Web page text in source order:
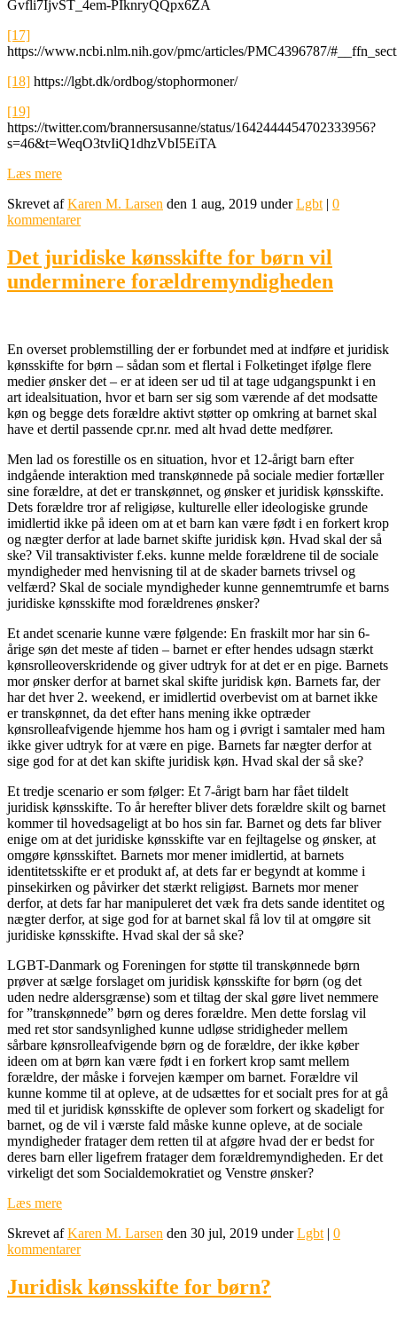
Gvfli7IjvST_4em-PIknryQQpx6ZA
[17]
https://www.ncbi.nlm.nih.gov/pmc/articles/PMC4396787/
[18] https://lgbt.dk/ordbog/stophormoner/
[19]
https://twitter.com/brannersusanne/status/1642444454702333956?
s=46&t=WeqO3tvIiQ1dhzVbI5EiTA
Læs mere
Skrevet afKaren M. Larsen den 1 aug, 2019 underLgbt | 0
kommentarer
Det juridiske kønsskifte for børn vil
underminere forældremyndigheden
En overset problemstilling der er forbundet med at indføre et juridisk
kønsskifte for børn – sådan som et flertal i Folketinget ifølge flere
medier ønsker det – er at ideen ser ud til at tage udgangspunkt i en
art idealsituation, hvor et barn ser sig som værende af det modsatte
køn og begge dets forældre aktivt støtter op omkring at barnet skal
have et dertil passende cpr.nr. med alt hvad dette medfører.
Men lad os forestille os en situation, hvor et 12-årigt barn efter
indgående interaktion med transkønnede på sociale medier fortæller
sine forældre, at det er transkønnet, og ønsker et juridisk kønsskifte.
Dets forældre tror af religiøse, kulturelle eller ideologiske grunde
imidlertid ikke på ideen om at et barn kan være født i en forkert krop
og nægter derfor at lade barnet skifte juridisk køn. Hvad skal der så
ske? Vil transaktivister f.eks. kunne melde forældrene til de sociale
myndigheder med henvisning til at de skader barnets trivsel og
velfærd? Skal de sociale myndigheder kunne gennemtrumfe et barns
juridiske kønsskifte mod forældrenes ønsker?
Et andet scenarie kunne være følgende: En fraskilt mor har sin 6-
årige søn det meste af tiden – barnet er efter hendes udsagn stærkt
kønsrolleoverskridende og giver udtryk for at det er en pige. Barnets
mor ønsker derfor at barnet skal skifte juridisk køn. Barnets far, der
har det hver 2. weekend, er imidlertid overbevist om at barnet ikke
er transkønnet, da det efter hans mening ikke optræder
kønsrolleafvigende hjemme hos ham og i øvrigt i samtaler med ham
ikke giver udtryk for at være en pige. Barnets far nægter derfor at
sige god for at det kan skifte juridisk køn. Hvad skal der så ske?
Et tredje scenario er som følger: Et 7-årigt barn har fået tildelt
juridisk kønsskifte. To år herefter bliver dets forældre skilt og barnet
kommer til hovedsageligt at bo hos sin far. Barnet og dets far bliver
enige om at det juridiske kønsskifte var en fejltagelse og ønsker, at
omgøre kønsskiftet. Barnets mor mener imidlertid, at barnets
identitetsskifte er et produkt af, at dets far er begyndt at komme i
pinsekirken og påvirker det stærkt religiøst. Barnets mor mener
derfor, at dets far har manipuleret det væk fra dets sande identitet og
nægter derfor, at sige god for at barnet skal få lov til at omgøre sit
juridiske kønsskifte. Hvad skal der så ske?
LGBT-Danmark og Foreningen for støtte til transkønnede børn
prøver at sælge forslaget om juridisk kønsskifte for børn (og det
uden nedre aldersgrænse) som et tiltag der skal gøre livet nemmere
for ”transkønnede” børn og deres forældre. Men dette forslag vil
med ret stor sandsynlighed kunne udløse stridigheder mellem
sårbare kønsrolleafvigende børn og de forældre, der ikke køber
ideen om at børn kan være født i en forkert krop samt mellem
forældre, der måske i forvejen kæmper om barnet. Forældre vil
kunne komme til at opleve, at de udsættes for et socialt pres for at gå
med til et juridisk kønsskifte de oplever som forkert og skadeligt for
barnet, og de vil i værste fald måske kunne opleve, at de sociale
myndigheder fratager dem retten til at afgøre hvad der er bedst for
deres barn eller ligefrem fratager dem forældremyndigheden. Er det
virkeligt det som Socialdemokratiet og Venstre ønsker?
Læs mere
Skrevet afKaren M. Larsen den 30 jul, 2019 underLgbt | 0
kommentarer
Juridisk kønsskifte for børn?